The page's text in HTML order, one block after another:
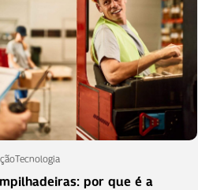
fu...
Tecnologia
por que é a